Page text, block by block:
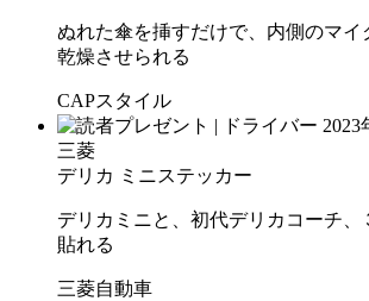
ぬれた傘を挿すだけで、内側のマ
乾燥させられる
CAPスタイル
三菱
デリカ ミニステッカー
デリカミニと、初代デリカコーチ
貼れる
三菱自動車